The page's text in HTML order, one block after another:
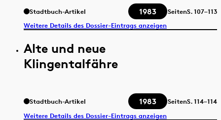
Stadtbuch-Artikel 1983 SeitenS.107–113
Weitere Details des Dossier-Eintrags anzeigen
Alte und neue
Klingentalfähre
Stadtbuch-Artikel 1983 SeitenS.114–114
Weitere Details des Dossier-Eintrags anzeigen